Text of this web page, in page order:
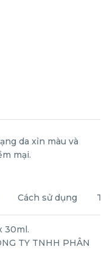
da xỉn màu và
mại.
Cách sử dụng
30ml.
TY TNHH PHÂN